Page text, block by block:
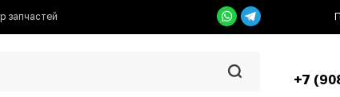
+7
запчастей